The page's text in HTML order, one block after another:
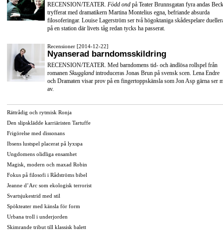
RECENSION/TEATER. Född ond på Teater Brunnsgatan fyra andas
tryfferat med dramatikern Martina Montelius egna, befriande absurda
filosoferingar. Louise Lagerström ser två högoktaniga skådespelare
på en station där livets tåg redan tycks ha passerat.
Recensioner [2014-12-22]
Nyanserad barndomsskildring
RECENSION/TEATER. Med barndomens tid- och ändlösa rollspel från
romanen Skuggland introduceras Jonas Brun på svensk scen. Lena Endre
och Dramaten visar prov på en fingertoppskänsla som Jon Asp gärna ser
av.
Rättrådig och rytmisk Ronja
Den slipsklädde karriäristen Tartuffe
Frigörelse med dissonans
Ibsens lustspel placerat på lyxspa
Ungdomens olidliga ensamhet
Magisk, modern och maxad Robin
Fokus på filosofi i Rådströms bibel
Jeanne d’Arc som ekologisk terrorist
Svartsjukestrid med stil
Spökteater med känsla för form
Urbana troll i underjorden
Skimrande tribut till klassisk balett